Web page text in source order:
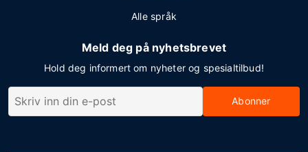
Alle språk
Meld deg på nyhetsbrevet
Hold deg informert om nyheter og spesialtilbud!
Abonner